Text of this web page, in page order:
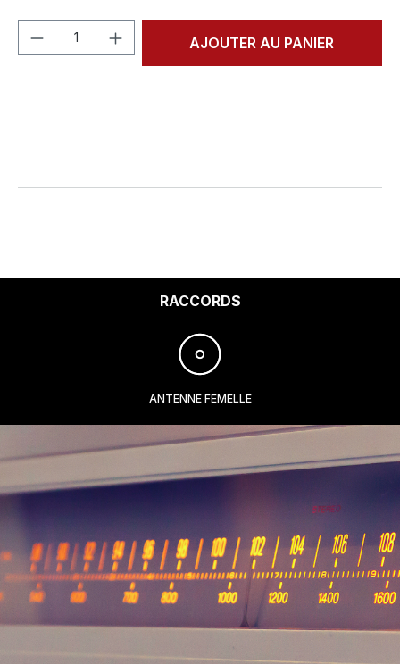
Quantité de produit : Entrez la
AJOUTER AU PANIER
RACCORDS
ANTENNE FEMELLE